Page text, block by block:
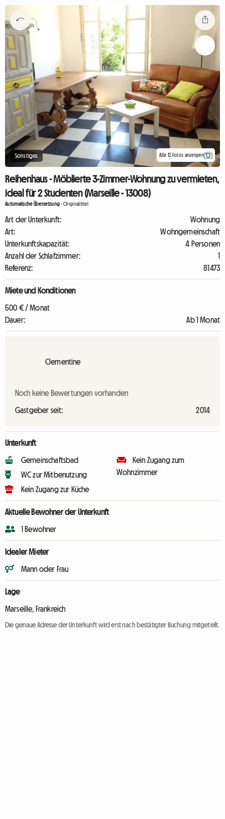
Sonstiges Alle 12 Fotos anzeigen
Reihenhaus - Möblierte 3-Zimmer-Wohnung zu vermieten,
ideal für 2 Studenten (Marseille - 13008)
Automatische Übersetzung -Originaltitel
Art der Unterkunft:
Wohnung
Art:
Wohngemeinschaft
Unterkunftskapazität:
4 Personen
Anzahl der Schlafzimmer:
1
Referenz:
81473
Miete und Konditionen
500 € / Monat
Dauer:
Ab 1 Monat
Clementine
Noch keine Bewertungen vorhanden
Gastgeber seit: 2014
Unterkunft
Gemeinschaftsbad
WC zur Mitbenutzung
Kein Zugang zur Küche
Kein Zugang zum
Wohnzimmer
Aktuelle Bewohner der Unterkunft
1 Bewohner
Idealer Mieter
Mann oder Frau
Lage
Marseille, Frankreich
Die genaue Adresse der Unterkunft wird erst nach bestätigter Buchung mitgeteilt.